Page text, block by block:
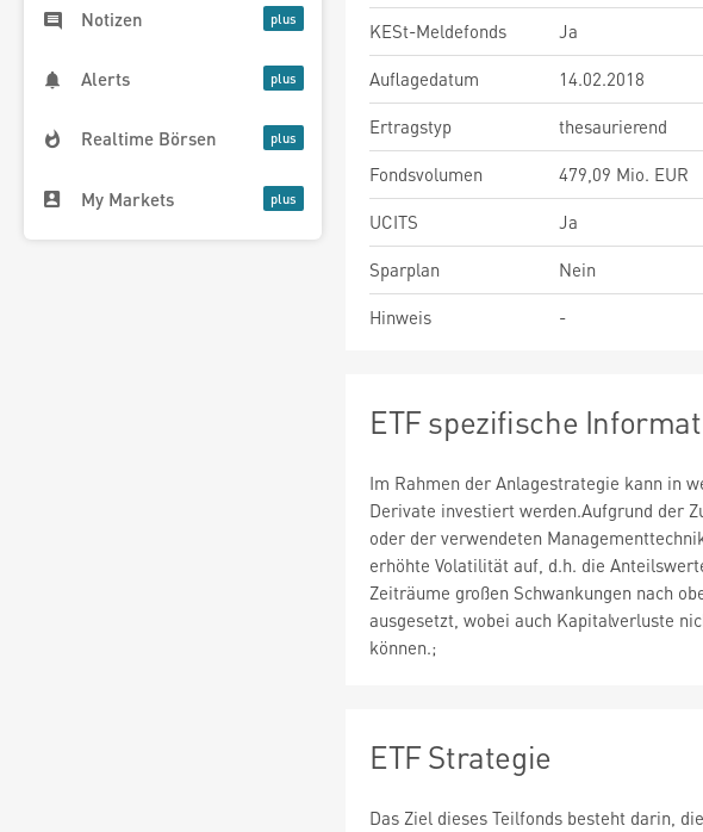
Notizen
Alerts
Realtime Börsen
My Markets
KESt-Meldefonds
Ja
Auflagedatum
14.02.2018
Ertragstyp
thesaurierend
Fondsvolumen
479,09 Mio. EUR
UCITS
Ja
Sparplan
Nein
Hinweis
-
ETF spezifische
Im Rahmen der Anlagestrategie kann in
Derivate investiert werden.Aufgrund der
oder der verwendeten
erhöhte Volatilität auf, d.h. die
Zeiträume großen Schwankungen nach
ausgesetzt, wobei auch Kapitalverluste
können.;
ETF Strategie
Das Ziel dieses Teilfonds besteht darin,